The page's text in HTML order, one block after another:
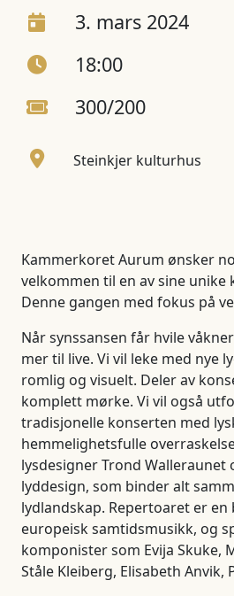
3. mars 2024
18:00
300/200
Steinkjer kulturhus
Kammerkoret Aurum ønsker
velkommen til en av sine
Denne gangen med fokus på
Når synssansen får hvile
mer til live. Vi vil leke med nye
romlig og visuelt. Deler av
komplett mørke. Vi vil også
tradisjonelle konserten med
hemmelighetsfulle
lysdesigner Trond Walleraunet
lyddesign, som binder alt
lydlandskap. Repertoaret er
europeisk samtidsmusikk, og
komponister som Evija Skuke,
Ståle Kleiberg, Elisabeth Anvik,